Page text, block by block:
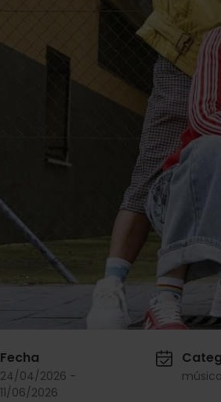
Fecha
24/04/2026 -
11/06/2026
música